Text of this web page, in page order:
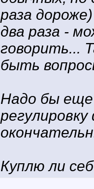
раза
два раза -
говорить...
быть
Надо бы еще
Куплю ли